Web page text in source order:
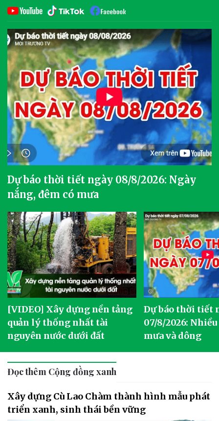
Dự báo thời tiết ngày 08/8/2026: Ngày
nắng, đêm có mưa
[VIDEO] Xây dựng nền tảng
quản lý thống nhất tài
nguyên nước dưới đất
Dự báo thời tiết
07/8/2026:
mưa và dông
Đọc thêm Cộng đồng xanh
Xây dựng Cù Lao Chàm thành hình mẫu phát
triển xanh, sinh thái bền vững